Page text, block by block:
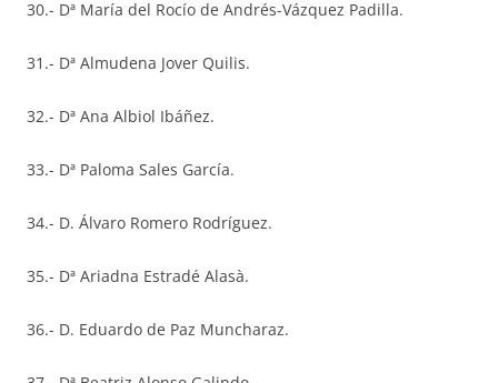
30.- Dª María del Rocío de Andrés-Vázquez Padilla.
31.- Dª Almudena Jover Quilis.
32.- Dª Ana Albiol Ibáñez.
33.- Dª Paloma Sales García.
34.- D. Álvaro Romero Rodríguez.
35.- Dª Ariadna Estradé Alasà.
36.- D. Eduardo de Paz Muncharaz.